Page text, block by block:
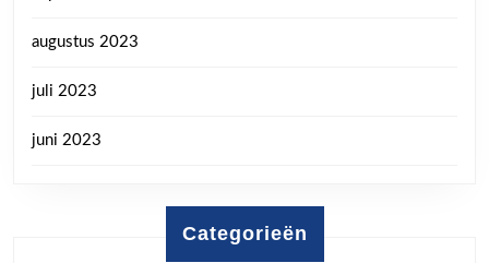
augustus 2023
juli 2023
juni 2023
Categorieën